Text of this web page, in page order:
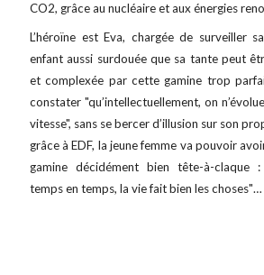
CO2, grâce au nucléaire et aux énergies
L’héroïne est Eva, chargée de surveiller
enfant aussi surdouée que sa tante peut
et complexée par cette gamine trop
constater "qu’intellectuellement, on
vitesse", sans se bercer d’illusion sur son
grâce à EDF, la jeune femme va pouvoir
gamine décidément bien tête-à-claque :
temps en temps, la vie fait bien les choses"…